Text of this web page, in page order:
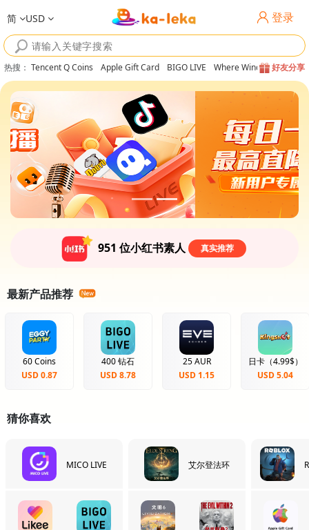
简 USD 登录
热搜 ： Tencent Q Coins Apple Gift Card BIGO LIVE Where Winds Meet好友分享
951 位小红书素人 真实推荐
最新产品推荐
60 Coins
USD 0.87
400 钻石
USD 8.78
25 AUR
USD 1.15
日卡（4.99$）
USD 5.04
猜你喜欢
MICO LIVE 艾尔登法环